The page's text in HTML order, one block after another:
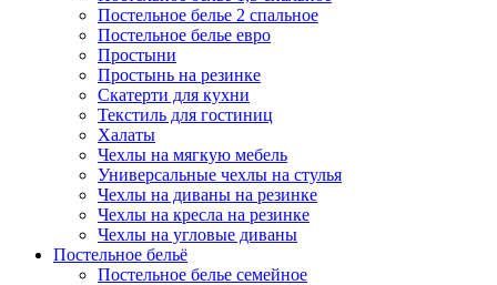
Постельное белье 2 спальное
Постельное белье евро
Простыни
Простынь на резинке
Скатерти для кухни
Текстиль для гостиниц
Халаты
Чехлы на мягкую мебель
Универсальные чехлы на стулья
Чехлы на диваны на резинке
Чехлы на кресла на резинке
Чехлы на угловые диваны
Постельное бельё
Постельное белье семейное